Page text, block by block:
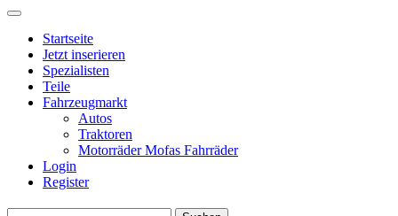
Startseite
Jetzt inserieren
Spezialisten
Teile
Fahrzeugmarkt
Autos
Traktoren
Motorräder Mofas Fahrräder
Login
Register